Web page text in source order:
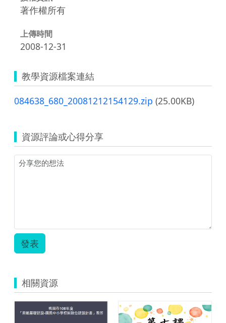
著作權所有
上傳時間
2008-12-31
教學資源檔案連結
084638_680_20081212154129.zip (25.00KB)
資源評論或心得分享
發表
相關資源